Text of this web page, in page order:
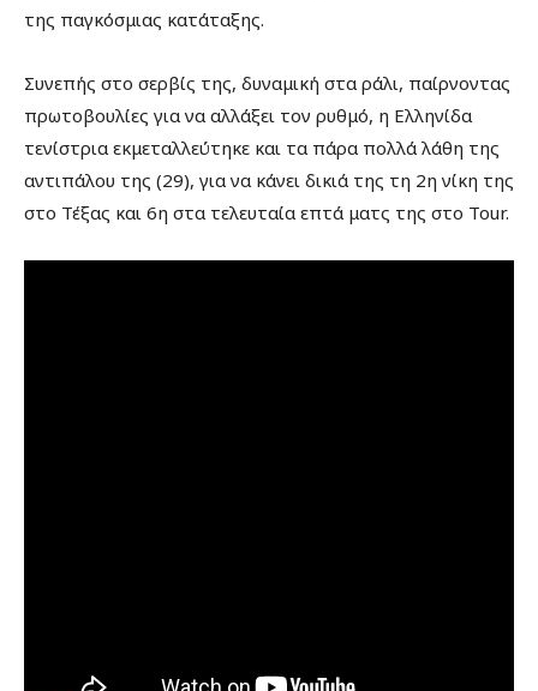
της παγκόσμιας κατάταξης.
Συνεπής στο σερβίς της, δυναμική στα ράλι, παίρνοντας
πρωτοβουλίες για να αλλάξει τον ρυθμό, η Ελληνίδα
τενίστρια εκμεταλλεύτηκε και τα πάρα πολλά λάθη της
αντιπάλου της (29), για να κάνει δικιά της τη 2η νίκη της
στο Τέξας και 6η στα τελευταία επτά ματς της στο Tour.